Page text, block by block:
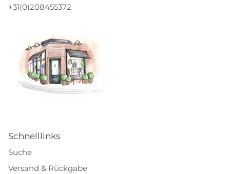
+31(0)208455372
Schnelllinks
Suche
Versand & Rückgabe